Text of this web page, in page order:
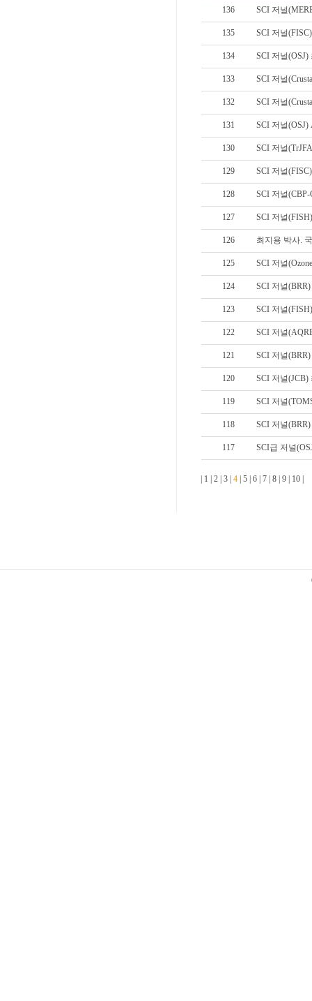
136 SCI 저널
135 SCI 저널
134 SCI 저널(OSJ)
133 SCI 저널
132 SCI 저널
131 SCI 저널(OSJ)
130 SCI 저널
129 SCI 저널
128 SCI 저널
127 SCI 저널
126 최지용 박사.
125 SCI 저널
124 SCI 저널
123 SCI 저널
122 SCI 저널
121 SCI 저널
120 SCI 저널(JCB)
119 SCI 저널
118 SCI 저널
117 SCI급 저널
1 |2 |3 |4 |5 |6 |7 |8 |9 10